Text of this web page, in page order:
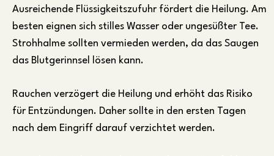
Ausreichende Flüssigkeitszufuhr fördert die Heilung. Am
besten eignen sich stilles Wasser oder ungesüßter Tee.
Strohhalme sollten vermieden werden, da das Saugen
das Blutgerinnsel lösen kann.
Rauchen verzögert die Heilung und erhöht das Risiko
für Entzündungen. Daher sollte in den ersten Tagen
nach dem Eingriff darauf verzichtet werden.